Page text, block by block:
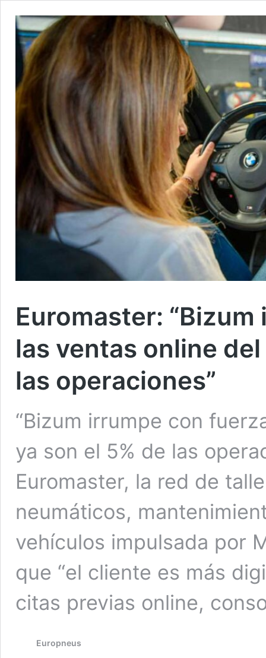
Euromaster:
las ventas online
las operaciones”
“Bizum irrumpe con
ya son el 5% de las
Euromaster, la red de
neumáticos,
vehículos impulsada por
que “el cliente es más
citas previas online,
Europneus